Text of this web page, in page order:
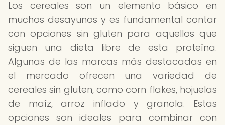
Los cereales son un elemento básico en
muchos desayunos y es fundamental contar
con opciones sin gluten para aquellos que
siguen una dieta libre de esta proteína.
Algunas de las marcas más destacadas en
el mercado ofrecen una variedad de
cereales sin gluten, como corn flakes, hojuelas
de maíz, arroz inflado y granola. Estas
opciones son ideales para combinar con